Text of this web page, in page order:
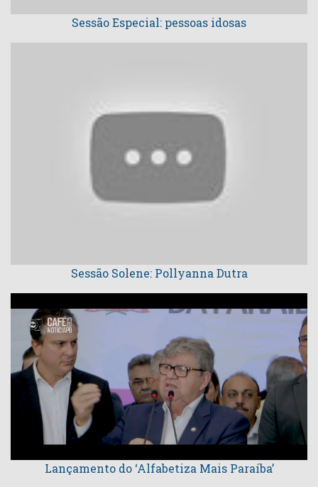
Sessão Especial: pessoas idosas
Sessão Solene: Pollyanna Dutra
Lançamento do ‘Alfabetiza Mais Paraíba’